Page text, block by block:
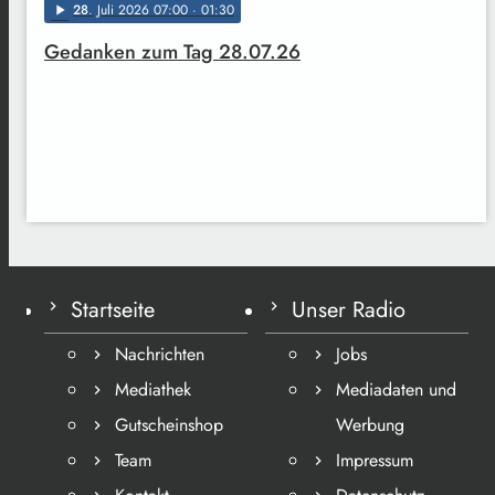
play_arrow 28. Juli 2026 07:00 · 01:30
Gedanken zum Tag 28.07.26
Startseite
Nachrichten
Mediathek
Gutscheinshop
Team
Unser Radio
Jobs
Mediadaten und
Werbung
Impressum